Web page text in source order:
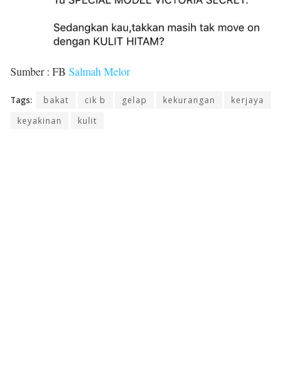
Sumber : FB Salmah Melor
Tags: bakat cik b gelap kekurangan
kerjaya
keyakinan
kulit